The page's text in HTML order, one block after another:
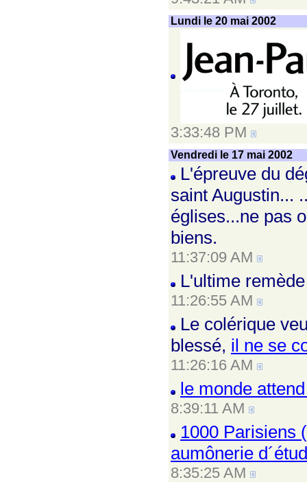
Lundi le 20 mai 2002
3:33:48 PM
Vendredi le 17 mai 2002
L'épreuve du
saint Augustin...
églises...ne pas
biens.
11:37:09 AM
L'ultime
11:26:55 AM
Le colérique
blessé, il ne se
11:26:16 AM
le monde
8:39:11 AM
1000 Parisiens
aumônerie
8:35:25 AM